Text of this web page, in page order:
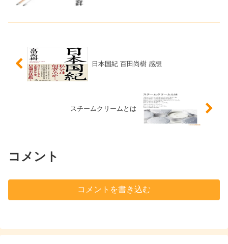
日本国紀 百田尚樹 感想
スチームクリームとは
コメント
コメントを書き込む